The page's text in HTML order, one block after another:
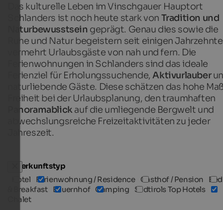
Das kulturelle Leben im Vinschgauer Hauptort
Schlanders ist noch heute stark von Tradition und
Naturbewusstsein geprägt. Genau dies sowie die
Ruhe und Natur begeistern seit einigen
vermehrt Urlaubsgäste von nah und fern. Die
Ferienwohnungen in Schlanders sind das ideale
Ferienziel für Erholungssuchende,Aktivurlauber
naturliebende Gäste. Diese schätzen das hohe
Freiheit bei der Urlaubsplanung, den traumhaften
Panoramablickauf die umliegende Bergwelt und
abwechslungsreiche Freizeitaktivitäten zu jeder
Jahreszeit.
Unterkunftstyp
Hotel
Ferienwohnung / Residence Gasthof / Pension
Bed
& Breakfast Bauernhof Camping
Südtirols Top Hotels
Chalet